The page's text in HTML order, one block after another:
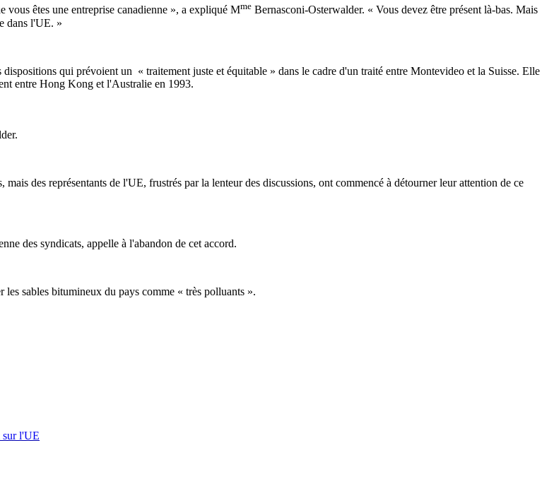
vous êtes une entreprise canadienne », a expliqué Mme Bernasconi-Osterwalder. « Vous devez être présent là-bas. Mais
dans l'UE. »
dispositions qui prévoient un « traitement juste et équitable » dans le cadre d'un traité entre Montevideo et la Suisse. Elle
entre Hong Kong et l'Australie en 1993.
des représentants de l'UE, frustrés par la lenteur des discussions, ont commencé à détourner leur attention de ce
des syndicats, appelle à l'abandon de cet accord.
les sables bitumineux du pays comme « très polluants ».
sur l'UE